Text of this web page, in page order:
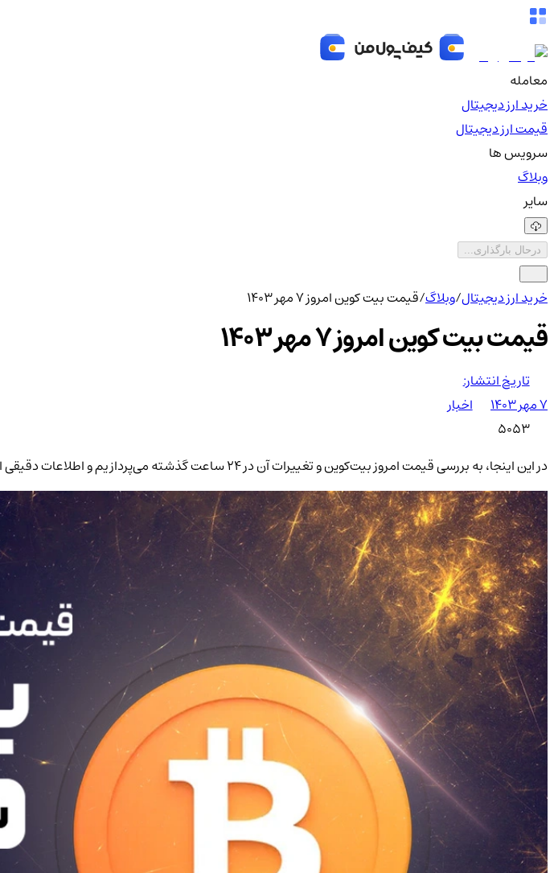
معامله
خرید ارز دیجیتال
قیمت ارز دیجیتال
سرویس ها
وبلاگ
سایر
درحال بارگذاری...
خرید ارز دیجیتال/وبلاگ/قیمت بیت کوین امروز 7 مهر 1403
قیمت بیت کوین امروز 7 مهر 1403
تاریخ انتشار:
۷ مهر ۱۴۰۳
اخبار
5053
در این اینجا، به بررسی قیمت امروز بیت‌کوین و تغییرات آن در 24 ساعت گذشته می‌پردازیم و اطلاعات دقیقی از وضعیت بازار و جایگاه بیت‌کوین ارائه می‌دهیم.